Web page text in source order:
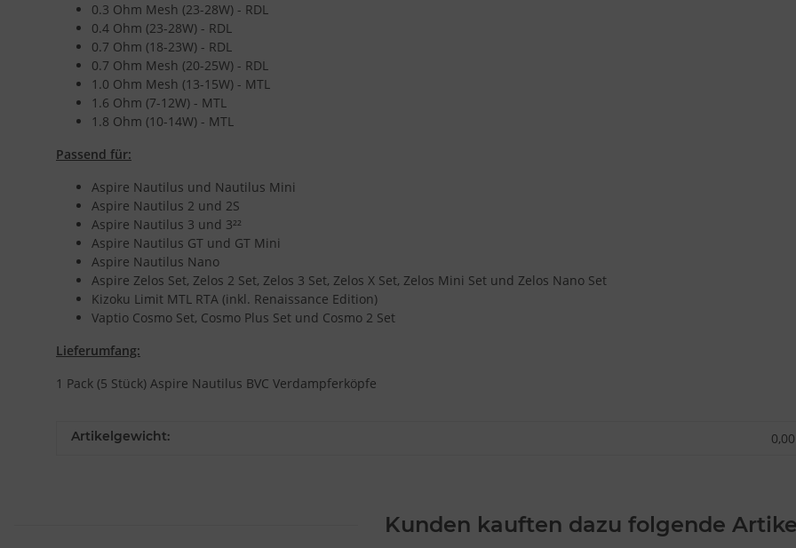
0.3 Ohm Mesh (23-28W) - RDL
0.4 Ohm (23-28W) - RDL
0.7 Ohm (18-23W) - RDL
0.7 Ohm Mesh (20-25W) - RDL
1.0 Ohm Mesh (13-15W) - MTL
1.6 Ohm (7-12W) - MTL
1.8 Ohm (10-14W) - MTL
Passend für:
Aspire Nautilus und Nautilus Mini
Aspire Nautilus 2 und 2S
Aspire Nautilus 3 und 3²²
Aspire Nautilus GT und GT Mini
Aspire Nautilus Nano
Aspire Zelos Set, Zelos 2 Set, Zelos 3 Set, Zelos X Set, Zelos Mini Set und Zelos Nano Set
Kizoku Limit MTL RTA (inkl. Renaissance Edition)
Vaptio Cosmo Set, Cosmo Plus Set und Cosmo 2 Set
Lieferumfang:
1 Pack (5 Stück) Aspire Nautilus BVC Verdampferköpfe
Artikelgewicht: 0,00
Kunden kauften dazu folgende